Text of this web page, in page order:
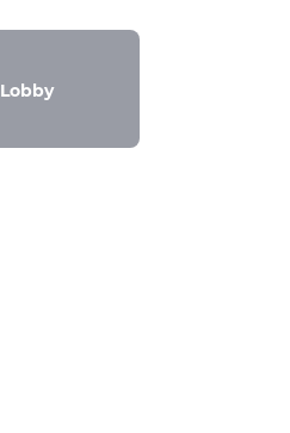
Lobby